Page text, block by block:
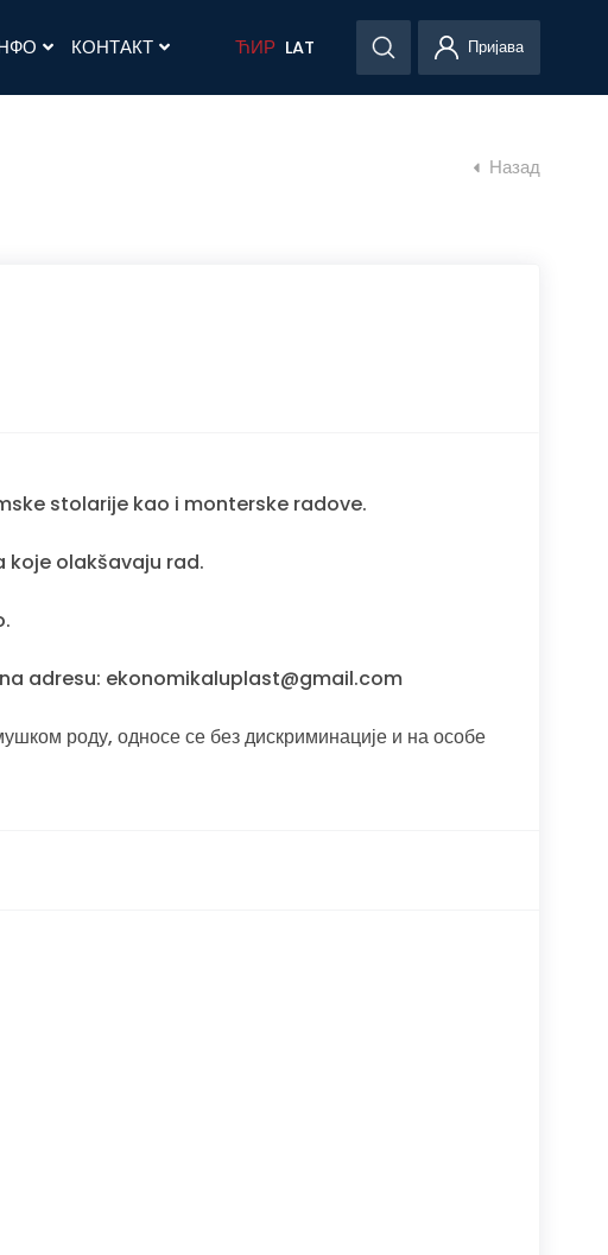
КОНТАКТ ЋИР LAT Пријава
Назад
stolarije kao i monterske radove.
koje olakšavaju rad.
adresu: ekonomikaluplast@gmail.com
роду, односе се без дискриминације и на особе